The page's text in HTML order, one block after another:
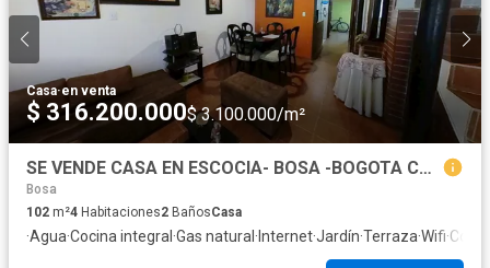
Casa·en venta
$ 316.200.000$ 3.100.000/m²
SE VENDE CASA EN ESCOCIA- BOSA -BOGOTA CUNDINAMARCA
Bosa
102 m²4 Habitaciones2 BañosCasa
·Agua·Cocina integral·Gas natural·Internet·Jardín·Terraza·Wifi·